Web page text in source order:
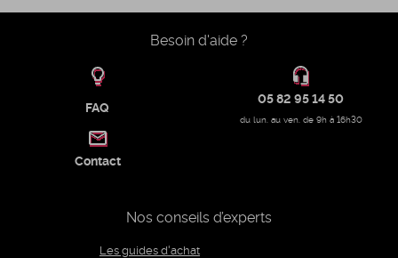
Besoin d'aide ?
FAQ
05 82 95 14 50
du lun. au ven. de 9h à 16h30
Contact
Nos conseils d’experts
Les guides d'achat